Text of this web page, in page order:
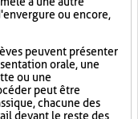
ou encore,
peuvent présenter
orale, une
ou une
peut être
chacune des
devant le reste des